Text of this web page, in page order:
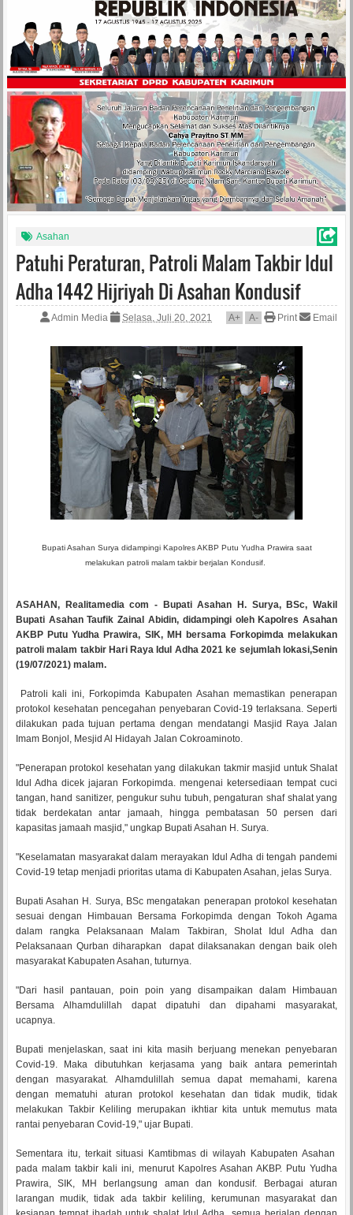
Asahan
Patuhi Peraturan, Patroli Malam Takbir Idul
Adha 1442 Hijriyah Di Asahan Kondusif
Admin Media Selasa, Juli 20, 2021 A+ A- Print Email
Bupati Asahan Surya didampingi Kapolres AKBP Putu Yudha Prawira saat
melakukan patroli malam takbir berjalan Kondusif.
ASAHAN, Realitamedia com - Bupati Asahan H. Surya, BSc, Wakil
Bupati Asahan Taufik Zainal Abidin, didampingi oleh Kapolres Asahan
AKBP Putu Yudha Prawira, SIK, MH bersama Forkopimda melakukan
patroli malam takbir Hari Raya Idul Adha 2021 ke sejumlah lokasi,Senin
(19/07/2021) malam.
Patroli kali ini, Forkopimda Kabupaten Asahan memastikan penerapan
protokol kesehatan pencegahan penyebaran Covid-19 terlaksana. Seperti
dilakukan pada tujuan pertama dengan mendatangi Masjid Raya Jalan
Imam Bonjol, Mesjid Al Hidayah Jalan Cokroaminoto.
"Penerapan protokol kesehatan yang dilakukan takmir masjid untuk Shalat
Idul Adha dicek jajaran Forkopimda. mengenai ketersediaan tempat cuci
tangan, hand sanitizer, pengukur suhu tubuh, pengaturan shaf shalat yang
tidak berdekatan antar jamaah, hingga pembatasan 50 persen dari
kapasitas jamaah masjid," ungkap Bupati Asahan H. Surya.
"Keselamatan masyarakat dalam merayakan Idul Adha di tengah pandemi
Covid-19 tetap menjadi prioritas utama di Kabupaten Asahan, jelas Surya.
Bupati Asahan H. Surya, BSc mengatakan penerapan protokol kesehatan
sesuai dengan Himbauan Bersama Forkopimda dengan Tokoh Agama
dalam rangka Pelaksanaan Malam Takbiran, Sholat Idul Adha dan
Pelaksanaan Qurban diharapkan dapat dilaksanakan dengan baik oleh
masyarakat Kabupaten Asahan, tuturnya.
"Dari hasil pantauan, poin poin yang disampaikan dalam Himbauan
Bersama Alhamdulillah dapat dipatuhi dan dipahami masyarakat,
ucapnya.
Bupati menjelaskan, saat ini kita masih berjuang menekan penyebaran
Covid-19. Maka dibutuhkan kerjasama yang baik antara pemerintah
dengan masyarakat. Alhamdulillah semua dapat memahami, karena
dengan mematuhi aturan protokol kesehatan dan tidak mudik, tidak
melakukan Takbir Keliling merupakan ikhtiar kita untuk memutus mata
rantai penyebaran Covid-19," ujar Bupati.
Sementara itu, terkait situasi Kamtibmas di wilayah Kabupaten Asahan
pada malam takbir kali ini, menurut Kapolres Asahan AKBP. Putu Yudha
Prawira, SIK, MH berlangsung aman dan kondusif. Berbagai aturan
larangan mudik, tidak ada takbir keliling, kerumunan masyarakat dan